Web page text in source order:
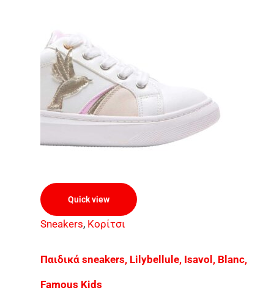
Quick view
Sneakers, Κορίτσι
Παιδικά sneakers, Lilybellule, Isavol, Blanc,
Famous Kids